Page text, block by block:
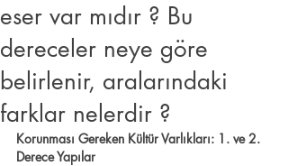
eser var mıdır ? Bu
dereceler neye göre
belirlenir, aralarındaki
farklar nelerdir ?
Korunması Gereken Kültür Varlıkları: 1. ve 2.
Derece Yapılar